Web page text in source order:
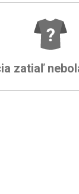
zatiaľ